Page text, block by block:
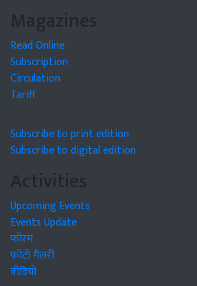
Magazines
Read Online
Subscription
Circulation
Tariff
Subscribe to print edition
Subscribe to digital edition
Activities
Upcoming Events
Events Update
फोरम
फोटो गैलरी
वीडियो